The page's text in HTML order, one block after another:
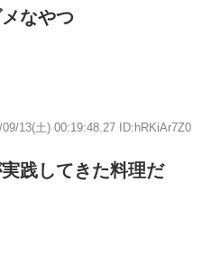
なやつ
09/13(土) 00:19:48.27 ID:hRKiAr7Z0
践してきた料理だ